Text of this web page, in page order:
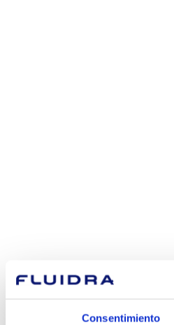
Consentimiento